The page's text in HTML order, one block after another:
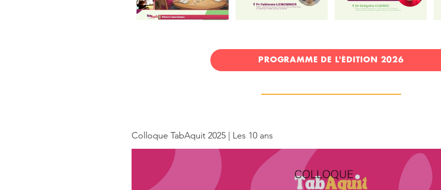
PROGRAMME DE L'ÉDITION 2026
Colloque TabAquit 2025 | Les 10 ans